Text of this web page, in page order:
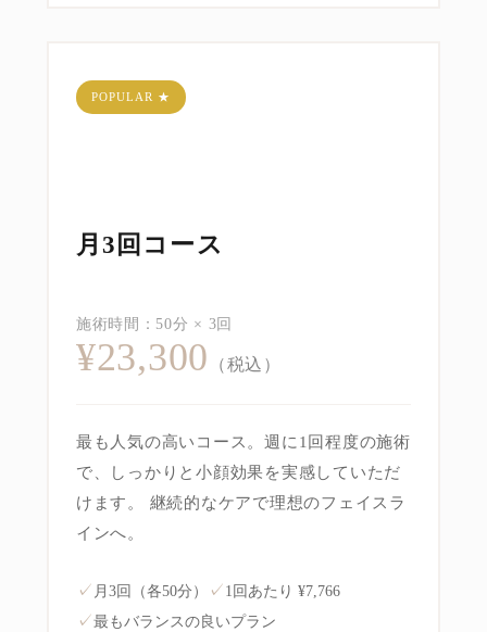
POPULAR ★
月3回コース
施術時間：50分 × 3回
¥23,300 （税込）
最も人気の高いコース。週に1回程度の施術
で、しっかりと小顔効果を実感していただ
けます。 継続的なケアで理想のフェイスラ
インへ。
✓ 月3回（各50分） ✓ 1回あたり ¥7,766
✓最もバランスの良いプラン